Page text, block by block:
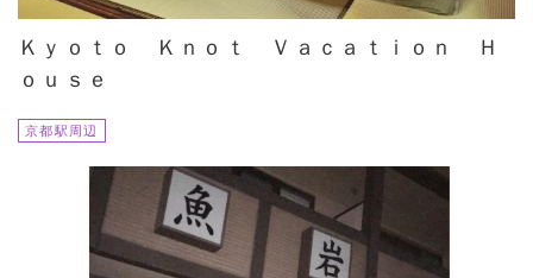
Ｋｙｏｔｏ Ｋｎｏｔ Ｖａｃａｔｉｏｎ Ｈ
ｏｕｓｅ
京都駅周辺